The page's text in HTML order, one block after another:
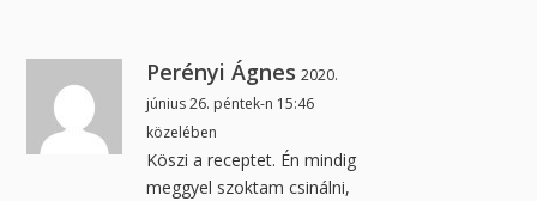
Perényi Ágnes 2020.
június 26. péntek-n 15:46
közelében
Köszi a receptet. Én mindig
meggyel szoktam csinálni,